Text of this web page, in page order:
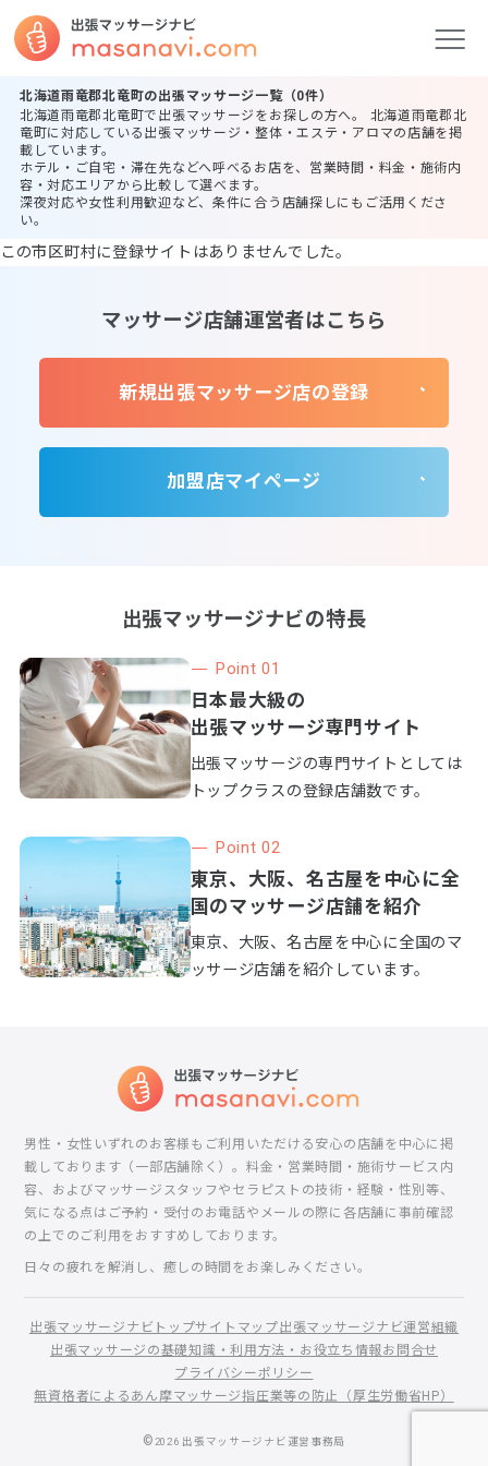
北海道雨竜郡北竜町の出張マッサージ一覧（0件）
北海道雨竜郡北竜町で出張マッサージをお探しの方へ。 北海道雨竜郡北
竜町に対応している出張マッサージ・整体・エステ・アロマの店舗を掲
載しています。
ホテル・ご自宅・滞在先などへ呼べるお店を、営業時間・料金・施術内
容・対応エリアから比較して選べます。
深夜対応や女性利用歓迎など、条件に合う店舗探しにもご活用くださ
い。
この市区町村に登録サイトはありませんでした。
マッサージ店舗運営者はこちら
新規出張マッサージ店の登録
加盟店マイページ
出張マッサージナビの特長
Point 01
日本最大級の
出張マッサージ専門サイト
出張マッサージの専門サイトとしては
トップクラスの登録店舗数です。
Point 02
東京、大阪、名古屋を中心に全
国のマッサージ店舗を紹介
東京、大阪、名古屋を中心に全国のマ
ッサージ店舗を紹介しています。
男性・女性いずれのお客様もご利用いただける安心の店舗を中心に掲
載しております（一部店舗除く）。料金・営業時間・施術サービス内
容、およびマッサージスタッフやセラピストの技術・経験・性別等、
気になる点はご予約・受付のお電話やメールの際に各店舗に事前確認
の上でのご利用をおすすめしております。
日々の疲れを解消し、癒しの時間をお楽しみください。
出張マッサージナビトップサイトマップ出張マッサージナビ運営組織
出張マッサージの基礎知識・利用方法・お役立ち情報お問合せ
プライバシーポリシー
無資格者によるあん摩マッサージ指圧業等の防止（厚生労働省HP）
©2026 出張マッサージナビ運営事務局